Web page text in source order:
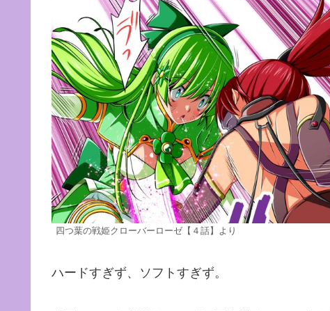
四つ葉の戦姫クローバーローゼ【４話】より
ハードすぎず、ソフトすぎず。